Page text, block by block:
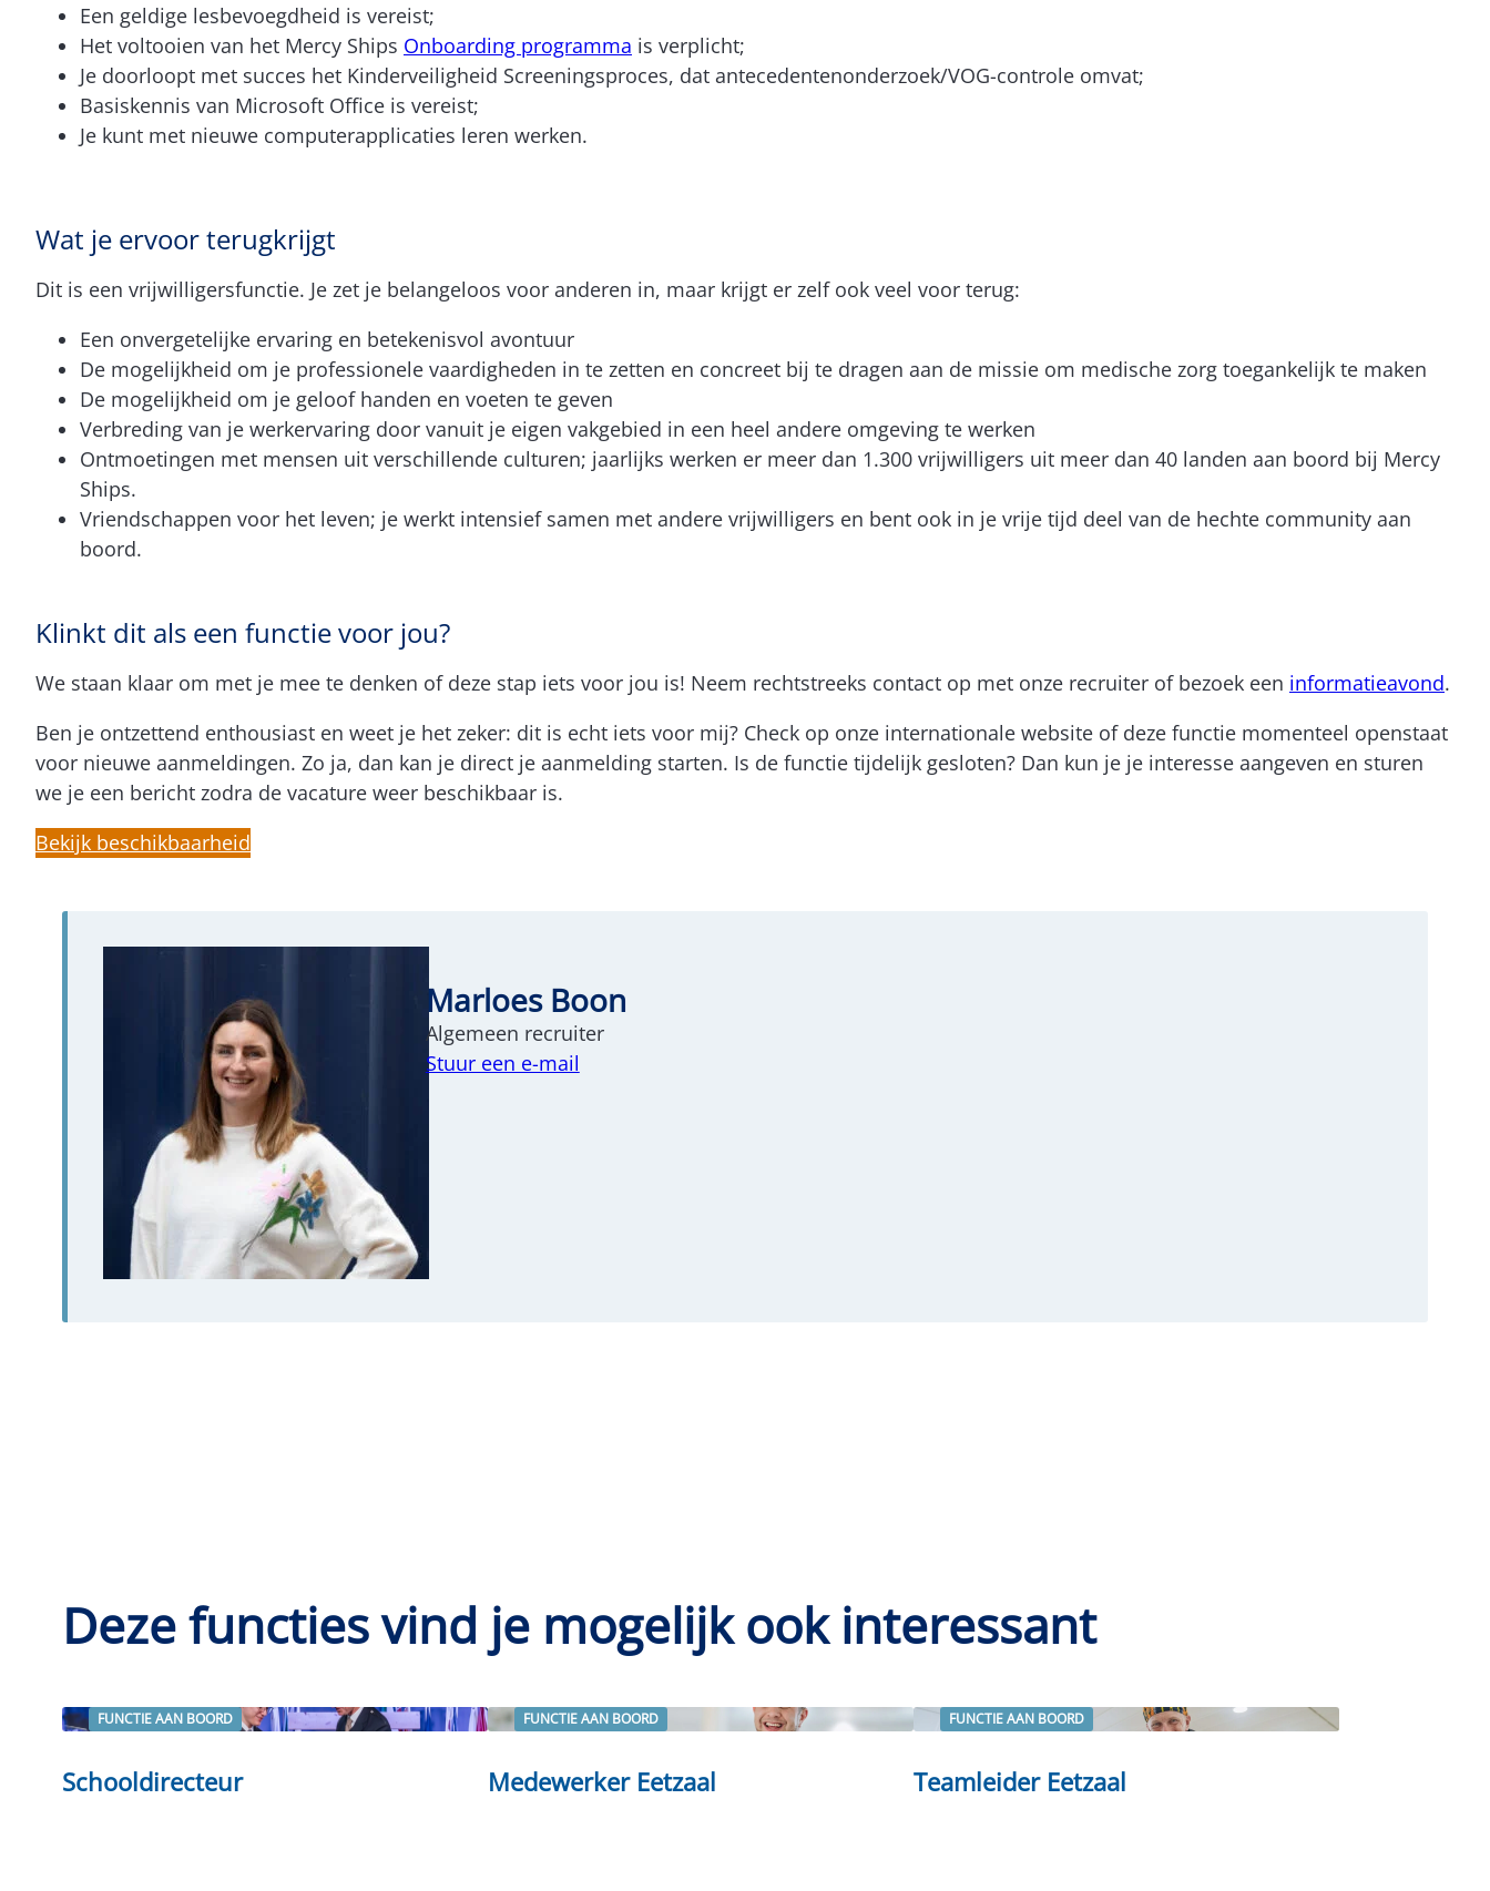
Een geldige lesbevoegdheid is vereist;
Het voltooien van het Mercy Ships Onboarding programma is verplicht;
Je doorloopt met succes het Kinderveiligheid Screeningsproces, dat antecedentenonderzoek/VOG-controle omvat;
Basiskennis van Microsoft Office is vereist;
Je kunt met nieuwe computerapplicaties leren werken.
Wat je ervoor terugkrijgt
Dit is een vrijwilligersfunctie. Je zet je belangeloos voor anderen in, maar krijgt er zelf ook veel voor terug:
Een onvergetelijke ervaring en betekenisvol avontuur
De mogelijkheid om je professionele vaardigheden in te zetten en concreet bij te dragen aan de missie om medische zorg toegankelijk te maken
De mogelijkheid om je geloof handen en voeten te geven
Verbreding van je werkervaring door vanuit je eigen vakgebied in een heel andere omgeving te werken
Ontmoetingen met mensen uit verschillende culturen; jaarlijks werken er meer dan 1.300 vrijwilligers uit meer dan 40 landen aan boord bij Mercy
Ships.
Vriendschappen voor het leven; je werkt intensief samen met andere vrijwilligers en bent ook in je vrije tijd deel van de hechte community aan
boord.
Klinkt dit als een functie voor jou?
We staan klaar om met je mee te denken of deze stap iets voor jou is! Neem rechtstreeks contact op met onze recruiter of bezoek een informatieavond.
Ben je ontzettend enthousiast en weet je het zeker: dit is echt iets voor mij? Check op onze internationale website of deze functie momenteel openstaat
voor nieuwe aanmeldingen. Zo ja, dan kan je direct je aanmelding starten. Is de functie tijdelijk gesloten? Dan kun je je interesse aangeven en sturen
we je een bericht zodra de vacature weer beschikbaar is.
Bekijk beschikbaarheid
Marloes Boon
Algemeen recruiter
Stuur een e-mail
Deze functies vind je mogelijk ook interessant
FUNCTIE AAN BOORD
Schooldirecteur
FUNCTIE AAN BOORD
Medewerker Eetzaal
FUNCTIE AAN BOORD
Teamleider Eetzaal